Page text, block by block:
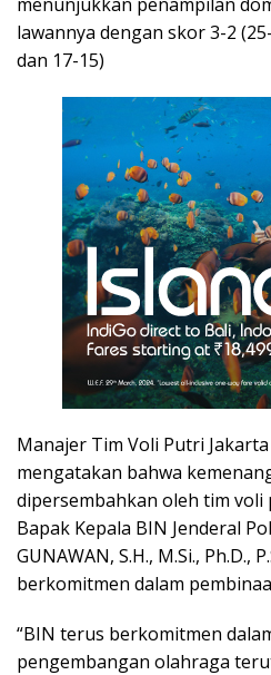
lawannya dengan skor 3-2
dan 17-15)
Manajer Tim Voli Putri
mengatakan bahwa
dipersembahkan oleh tim
Bapak Kepala BIN Jenderal
GUNAWAN, S.H., M.Si., Ph.D.,
berkomitmen dalam
“BIN terus berkomitmen
pengembangan olahraga